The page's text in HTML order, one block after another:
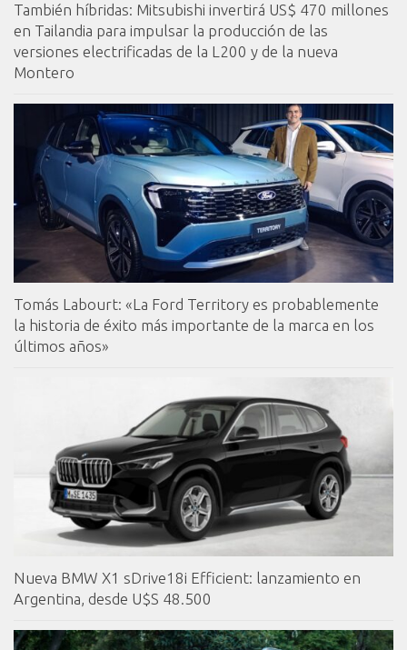
También híbridas: Mitsubishi invertirá US$ 470 millones
en Tailandia para impulsar la producción de las
versiones electrificadas de la L200 y de la nueva
Montero
Tomás Labourt: «La Ford Territory es probablemente
la historia de éxito más importante de la marca en los
últimos años»
Nueva BMW X1 sDrive18i Efficient: lanzamiento en
Argentina, desde U$S 48.500